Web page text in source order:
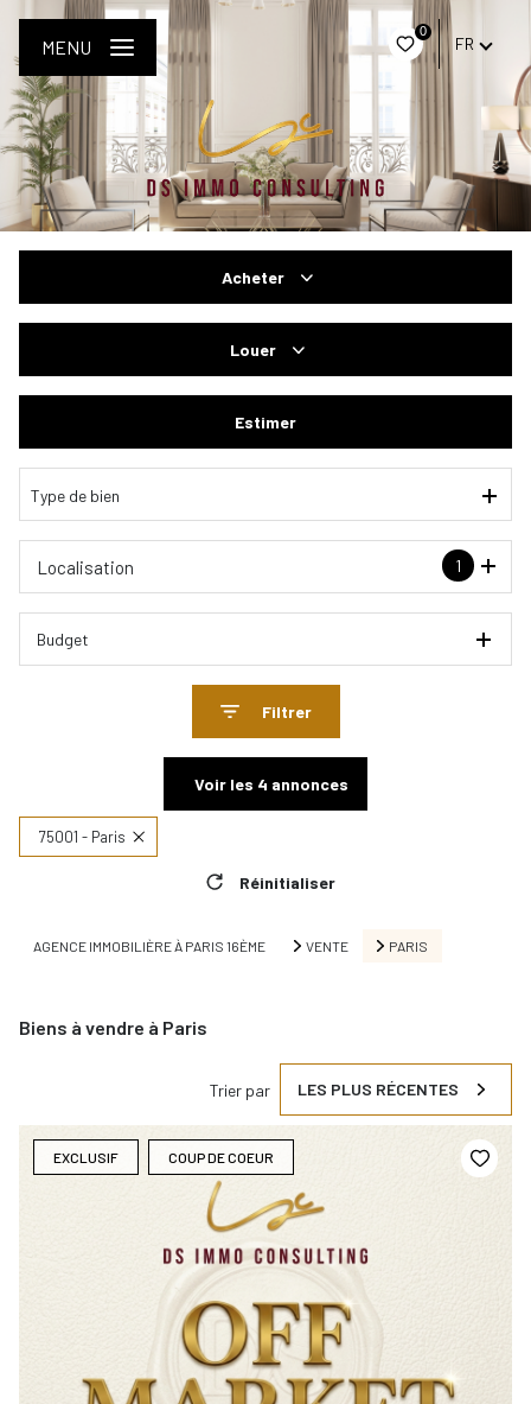
0
FR
MENU
Acheter
Louer
Estimer
Type de bien
1
Localisation
Budget
Filtrer
Voir les 4 annonces
75001 - Paris
Réinitialiser
AGENCE IMMOBILIÈRE À PARIS 16ÈME VENTE PARIS
Biens à vendre à Paris
Trier par LES PLUS RÉCENTES
EXCLUSIF COUP DE COEUR